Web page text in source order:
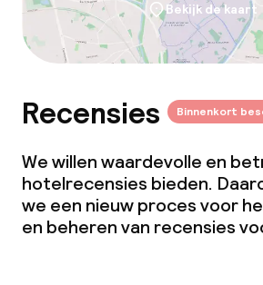
Bekijk de kaart
Recensies Binnenkort
We willen waardevolle en
hotelrecensies bieden.
we een nieuw proces voor
en beheren van recensies